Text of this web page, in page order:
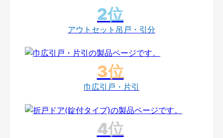
アウトセット吊戸・引分
巾広引戸・片引